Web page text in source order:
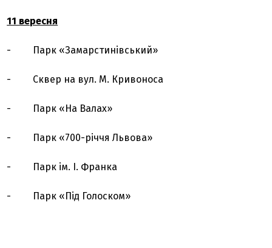
11 вересня
- Парк «Замарстинівський»
- Сквер на вул. М. Кривоноса
- Парк «На Валах»
- Парк «700-річчя Львова»
- Парк ім. І. Франка
- Парк «Під Голоском»